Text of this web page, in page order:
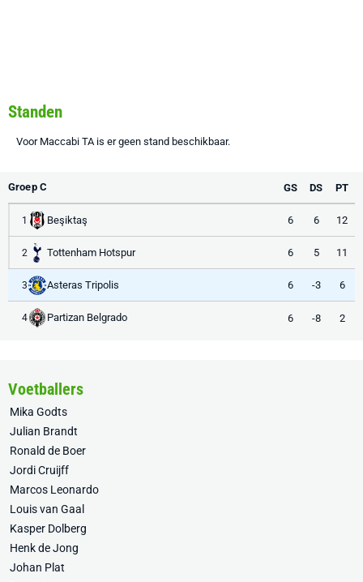
Standen
Voor Maccabi TA is er geen stand beschikbaar.
Groep C GS DS PT
1 Beşiktaş 6 6 12
2 Tottenham Hotspur 6 5 11
3 Asteras Tripolis 6 -3 6
4 Partizan Belgrado 6 -8 2
Voetballers
Mika Godts
Julian Brandt
Ronald de Boer
Jordi Cruijff
Marcos Leonardo
Louis van Gaal
Kasper Dolberg
Henk de Jong
Johan Plat